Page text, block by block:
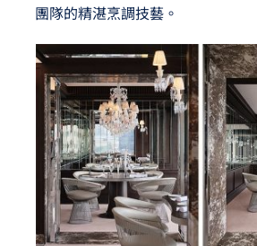
團隊的精湛烹調技藝。